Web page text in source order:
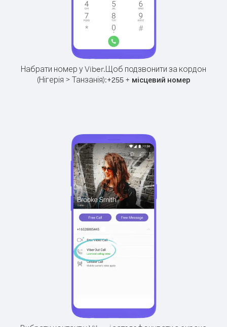
Набрати номер у Viber.Щоб подзвонити за кордон
(Нігерія > Танзанія):+255+ місцевий номер